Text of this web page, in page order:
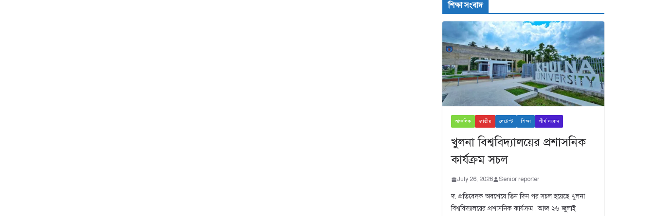
শিক্ষা সংবাদ
আঞ্চলিক জাতীয় লেটেস্ট শিক্ষা শীর্ষ সংবাদ
খুলনা বিশ্ববিদ্যালয়ের প্রশাসনিক
কার্যক্রম সচল
July 26, 2026 Senior reporter
দ. প্রতিবেদক অবশেষে তিন দিন পর সচল হয়েছে খুলনা
বিশ্ববিদ্যালয়ের প্রশাসনিক কার্যক্রম। আজ ২৬ জুুলাই